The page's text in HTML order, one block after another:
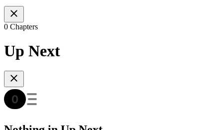
0 Chapters
Up Next